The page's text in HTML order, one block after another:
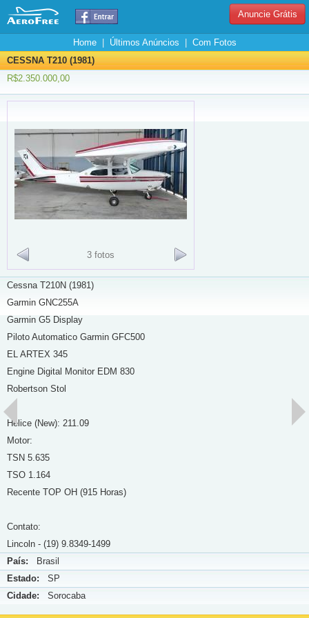
Anuncie Grátis
Home| Últimos Anúncios
Com Fotos
CESSNA T210 (1981)
R$2.350.000,00
3 fotos
Cessna T210N (1981)
Garmin GNC255A
Garmin G5 Display
Piloto Automatico Garmin GFC500
EL ARTEX 345
Engine Digital Monitor EDM 830
Robertson Stol
Helice (New): 211.09
Motor:
TSN 5.635
TSO 1.164
Recente TOP OH (915 Horas)
Contato:
Lincoln - (19) 9.8349-1499
País: Brasil
Estado: SP
Cidade: Sorocaba